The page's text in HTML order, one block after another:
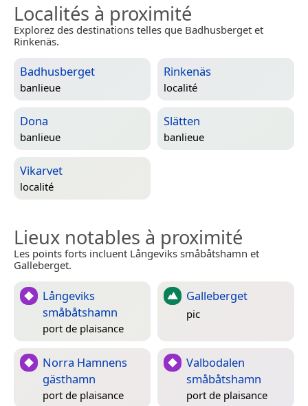
Localités à proximité
Explorez des destinations telles que Badhusberget et
Rinkenäs.
Badhusberget
banlieue
Rinkenäs
localité
Dona
banlieue
Slätten
banlieue
Vikarvet
localité
Lieux notables à proximité
Les points forts incluent Långeviks småbåtshamn et
Galleberget.
Långeviks
småbåtshamn
port de plaisance
Galleberget
pic
Norra Hamnens
gästhamn
port de plaisance
Valbodalen
småbåtshamn
port de plaisance